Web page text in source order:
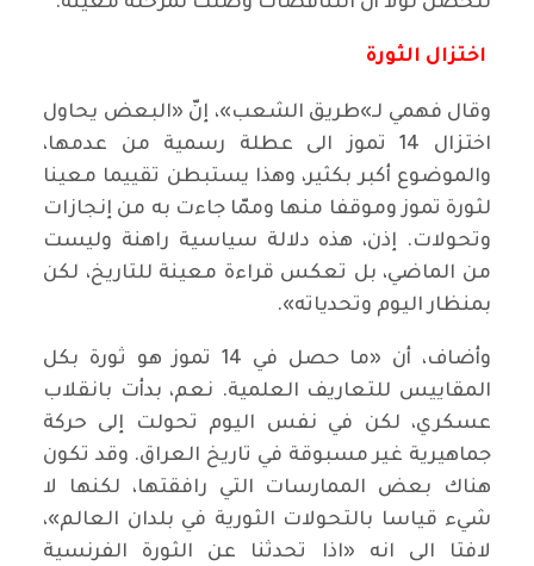
اختزال الثورة
وقال فهمي لـ»طريق الشعب»، إنّ «البعض يحاول
اختزال 14 تموز الى عطلة رسمية من عدمها،
والموضوع أكبر بكثير، وهذا يستبطن تقييما معينا
لثورة تموز وموقفا منها وممّا جاءت به من إنجازات
وتحولات. إذن، هذه دلالة سياسية راهنة وليست
من الماضي، بل تعكس قراءة معينة للتاريخ، لكن
بمنظار اليوم وتحدياته».
وأضاف، أن «ما حصل في 14 تموز هو ثورة بكل
المقاييس للتعاريف العلمية. نعم، بدأت بانقلاب
عسكري، لكن في نفس اليوم تحولت إلى حركة
جماهيرية غير مسبوقة في تاريخ العراق. وقد تكون
هناك بعض الممارسات التي رافقتها، لكنها لا
شيء قياسا بالتحولات الثورية في بلدان العالم»،
لافتا الى انه «اذا تحدثنا عن الثورة الفرنسية